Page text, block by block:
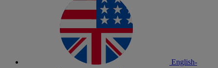
English-